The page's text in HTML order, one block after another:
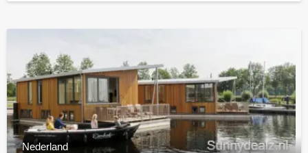
Nederland